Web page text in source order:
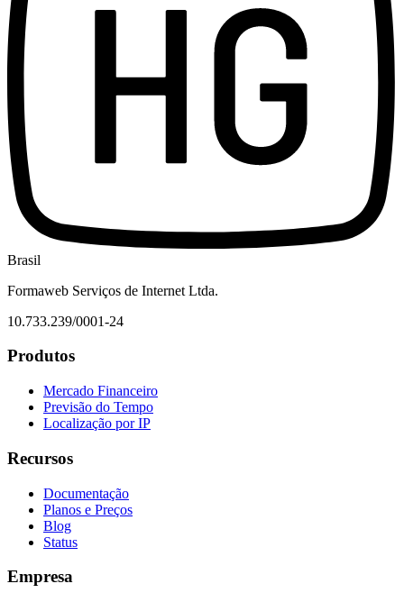
Brasil
Formaweb Serviços de Internet Ltda.
10.733.239/0001-24
Produtos
Mercado Financeiro
Previsão do Tempo
Localização por IP
Recursos
Documentação
Planos e Preços
Blog
Status
Empresa